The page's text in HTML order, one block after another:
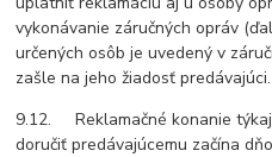
vykonávanie záručných opráv
určených osôb je uvedený v
zašle na jeho žiadosť predávajúci.
9.12. Reklamačné konanie
doručiť predávajúcemu začína